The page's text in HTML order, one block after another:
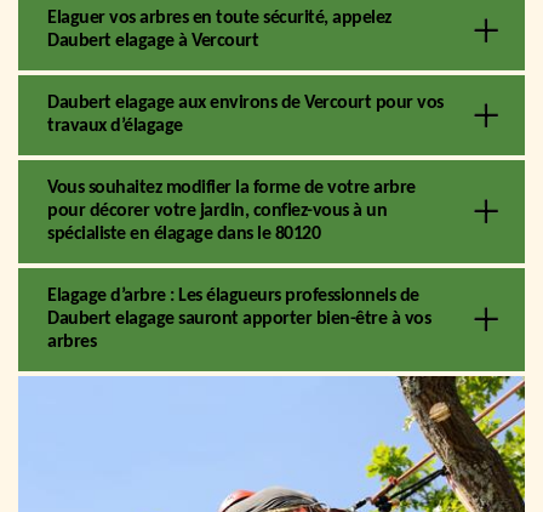
Elaguer vos arbres en toute sécurité, appelez
Daubert elagage à Vercourt
Daubert elagage aux environs de Vercourt pour vos
travaux d’élagage
Vous souhaitez modifier la forme de votre arbre
pour décorer votre jardin, confiez-vous à un
spécialiste en élagage dans le 80120
Elagage d’arbre : Les élagueurs professionnels de
Daubert elagage sauront apporter bien-être à vos
arbres